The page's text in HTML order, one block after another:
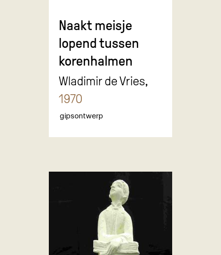
Naakt meisje
lopend tussen
korenhalmen
Wladimir de Vries,
1970
gipsontwerp